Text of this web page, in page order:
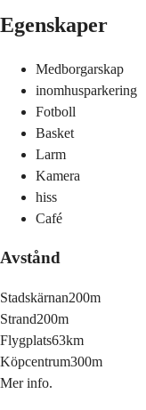
Egenskaper
Medborgarskap
inomhusparkering
Fotboll
Basket
Larm
Kamera
hiss
Café
Avstånd
Stadskärnan200m
Strand200m
Flygplats63km
Köpcentrum300m
Mer info.